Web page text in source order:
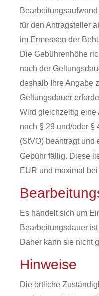
für den Antragsteller
im Ermessen der
Die Gebührenhöhe
nach der
deshalb Ihre Angabe
Geltungsdauer
Wird gleichzeitig eine
nach § 29 und/oder §
(StVO) beantragt
Gebühr fällig. Diese
EUR und maximal
Es handelt sich um
Bearbeitungsdauer
Daher kann sie nicht
Hinweise
Die örtliche